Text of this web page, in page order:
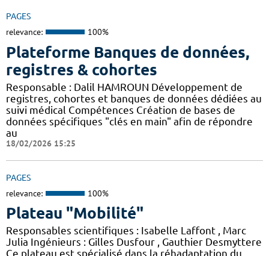
PAGES
relevance: 100%
Plateforme Banques de données,
registres & cohortes
Responsable : Dalil HAMROUN Développement de
registres, cohortes et banques de données dédiées au
suivi médical Compétences Création de bases de
données spécifiques "clés en main" afin de répondre
au
18/02/2026 15:25
PAGES
relevance: 100%
Plateau "Mobilité"
Responsables scientifiques : Isabelle Laffont , Marc
Julia Ingénieurs : Gilles Dusfour , Gauthier Desmyttere
Ce plateau est spécialisé dans la réhadaptation du